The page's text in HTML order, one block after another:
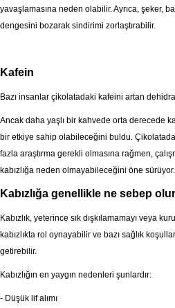
yavaşlamasına neden olabilir. Ayrıca, şeker,
dengesini bozarak sindirimi zorlaştırabilir.
Kafein
Bazı insanlar çikolatadaki kafeini artan
Ancak daha yaşlı bir kahvede orta derecede
bir etkiye sahip olabileceğini buldu.
fazla araştırma gerekli olmasına rağmen,
kabızlığa neden olmayabileceğini öne sürüyor.
Kabızlığa genellikle ne sebep
Kabızlık, yeterince sık dışkılamamayı veya
kabızlıkta rol oynayabilir ve bazı sağlık
getirebilir.
Kabızlığın en yaygın nedenleri şunlardır:
- Düşük lif alımı